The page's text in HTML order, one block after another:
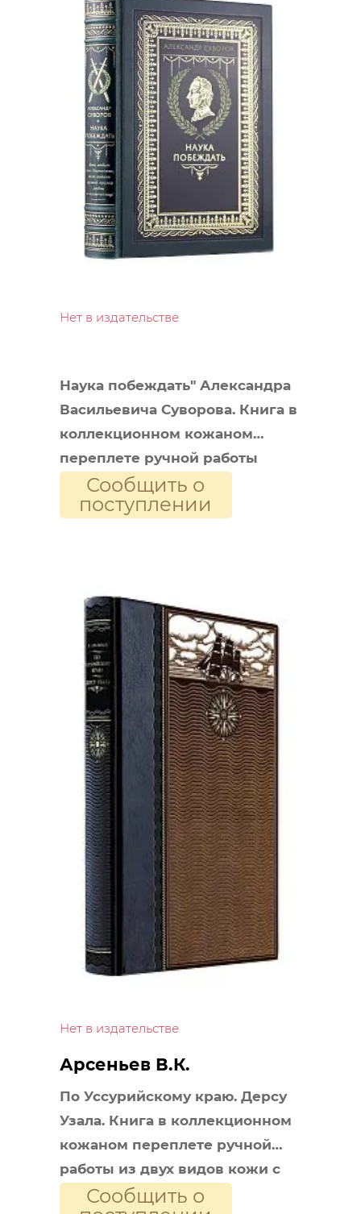
Нет в издательстве
Наука побеждать" Александра
Васильевича Суворова. Книга в
коллекционном кожаном
переплете ручной работы
Сообщить о
поступлении
Нет в издательстве
Арсеньев В.К.
По Уссурийскому краю. Дерсу
Узала. Книга в коллекционном
кожаном переплете ручной
работы из двух видов кожи с
окрашенным и золоченым
Сообщить о